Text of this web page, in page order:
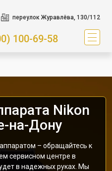
переулок Журавлёва, 130/112
100-69-58
Nikon
на-Дону
– обращайтесь к
сервисном центре в
в надежных руках. Мы